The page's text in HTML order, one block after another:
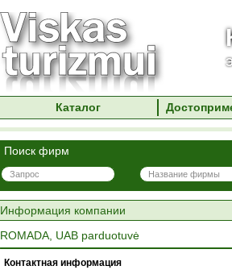
Каталог
Поиск фирм
Информация компании
ROMADA, UAB parduotuvė
Контактная информация